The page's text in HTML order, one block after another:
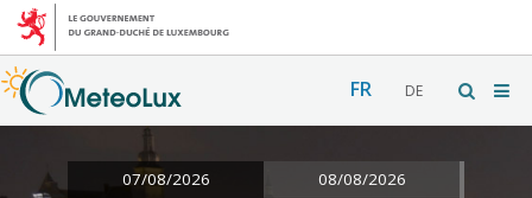
FR DE
07/08/2026 08/08/2026